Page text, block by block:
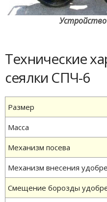
Устройство
Технические
сеялки СПЧ-6
Размер
Масса
Механизм посева
Механизм внесения
Смещение борозды